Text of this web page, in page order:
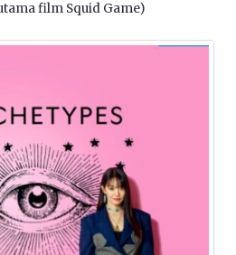
film Squid Game)